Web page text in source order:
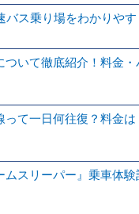
バス乗り場をわかりや
ついて徹底紹介！料金
て一日何往復？料金は
ムスリーパー』乗車体